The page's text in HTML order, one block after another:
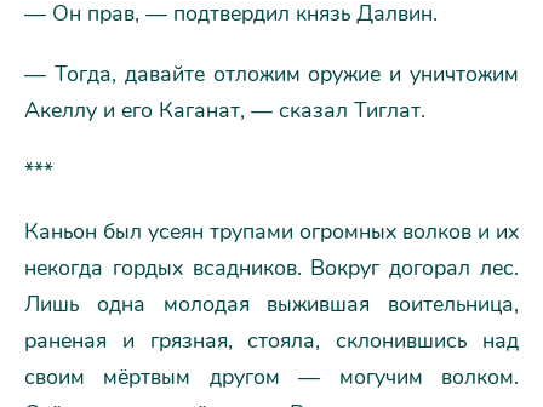
— Он прав, — подтвердил князь Далвин.
— Тогда, давайте отложим оружие и уничтожим
Акеллу и его Каганат, — сказал Тиглат.
***
Каньон был усеян трупами огромных волков и их
некогда гордых всадников. Вокруг догорал лес.
Лишь одна молодая выжившая воительница,
раненая и грязная, стояла, склонившись над
своим мёртвым другом — могучим волком.